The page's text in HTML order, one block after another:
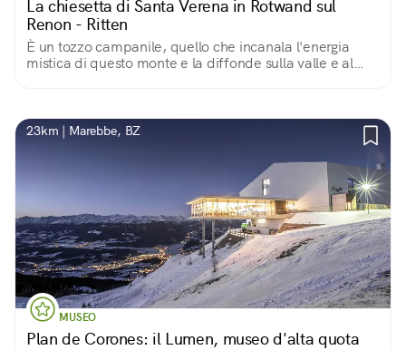
La chiesetta di Santa Verena in Rotwand sul
Renon - Ritten
È un tozzo campanile, quello che incanala l'energia
mistica di questo monte e la diffonde sulla valle e al
23km | Marebbe, BZ
MUSEO
Plan de Corones: il Lumen, museo d'alta quota